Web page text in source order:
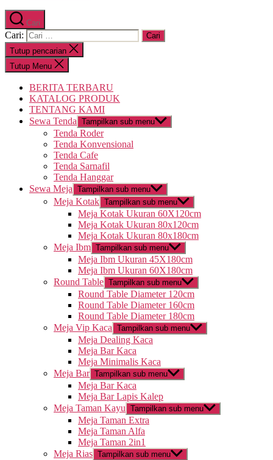
Cari
Cari:
Tutup pencarian
Tutup Menu
BERITA TERBARU
KATALOG PRODUK
TENTANG KAMI
Sewa Tenda Tampilkan sub menu
Tenda Roder
Tenda Konvensional
Tenda Cafe
Tenda Sarnafil
Tenda Hanggar
Sewa Meja Tampilkan sub menu
Meja Kotak Tampilkan sub menu
Meja Kotak Ukuran 60X120cm
Meja Kotak Ukuran 80x120cm
Meja Kotak Ukuran 80x180cm
Meja Ibm Tampilkan sub menu
Meja Ibm Ukuran 45X180cm
Meja Ibm Ukuran 60X180cm
Round Table Tampilkan sub menu
Round Table Diameter 120cm
Round Table Diameter 160cm
Round Table Diameter 180cm
Meja Vip Kaca Tampilkan sub menu
Meja Dealing Kaca
Meja Bar Kaca
Meja Minimalis Kaca
Meja Bar Tampilkan sub menu
Meja Bar Kaca
Meja Bar Lapis Kalep
Meja Taman Kayu Tampilkan sub menu
Meja Taman Extra
Meja Taman Alfa
Meja Taman 2in1
Meja Rias Tampilkan sub menu